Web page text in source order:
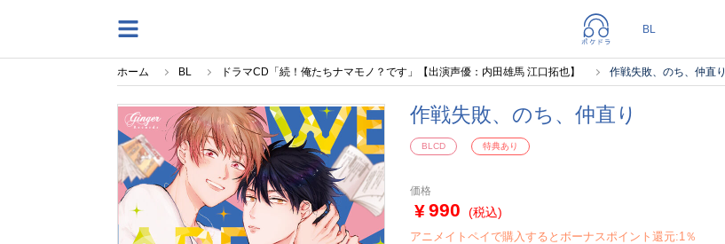
ホーム BL ドラマCD「続！俺たちナマモノ？です」【出演声優：内田雄馬 江口拓也】 作戦失敗、のち、仲直り
作戦失敗、のち、仲直り
BLCD 特典あり
価格
990 (税込)
アニメイトペイで購入するとボーナスポイント還元:1％